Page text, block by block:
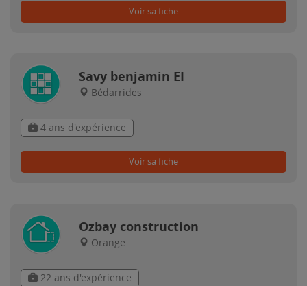
Voir sa fiche
Savy benjamin EI
Bédarrides
4 ans d'expérience
Voir sa fiche
Ozbay construction
Orange
22 ans d'expérience